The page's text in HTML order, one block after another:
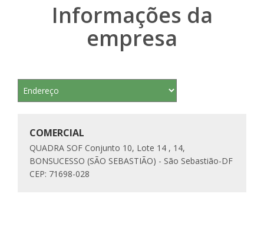
Informações da
empresa
COMERCIAL
QUADRA SOF Conjunto 10, Lote 14 , 14,
BONSUCESSO (SÃO SEBASTIÃO) - São Sebastião-DF
CEP: 71698-028